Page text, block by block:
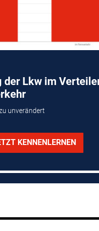
der Lkw im
unverändert
KENNENLERNEN